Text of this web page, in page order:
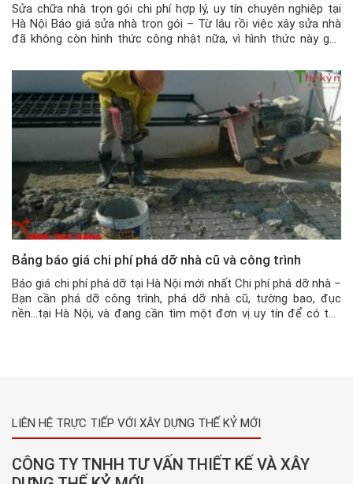
Sửa chữa nhà trọn gói chi phí hợp lý, uy tín chuyên nghiệp tại
Hà Nội Báo giá sửa nhà trọn gói – Từ lâu rồi việc xây sửa nhà
đã không còn hình thức công nhật nữa, vì hình thức này gây
Bảng báo giá chi phí phá dỡ nhà cũ và công trình
Báo giá chi phí phá dỡ tại Hà Nội mới nhất Chi phí phá dỡ nhà –
Bạn cần phá dỡ công trình, phá dỡ nhà cũ, tường bao, đục
nền…tại Hà Nội, và đang cần tìm một đơn vị uy tín để có thể
LIÊN HỆ TRỰC TIẾP VỚI XÂY DỰNG THẾ KỶ MỚI
CÔNG TY TNHH TƯ VẤN THIẾT KẾ VÀ XÂY